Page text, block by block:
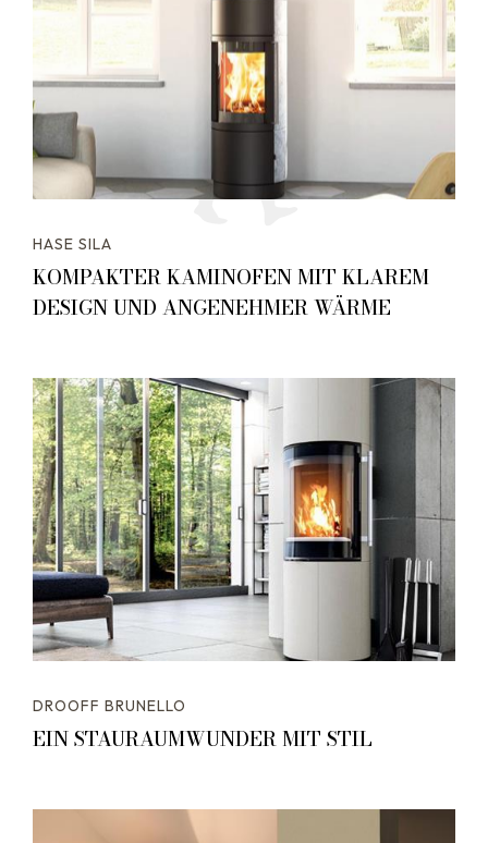
HASE SILA
KOMPAKTER KAMINOFEN MIT KLAREM
DESIGN UND ANGENEHMER WÄRME
DROOFF BRUNELLO
EIN STAURAUMWUNDER MIT STIL